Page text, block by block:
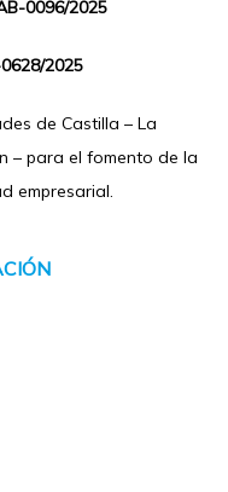
0096/2025
2025
de Castilla – La
– para el fomento de la
empresarial.